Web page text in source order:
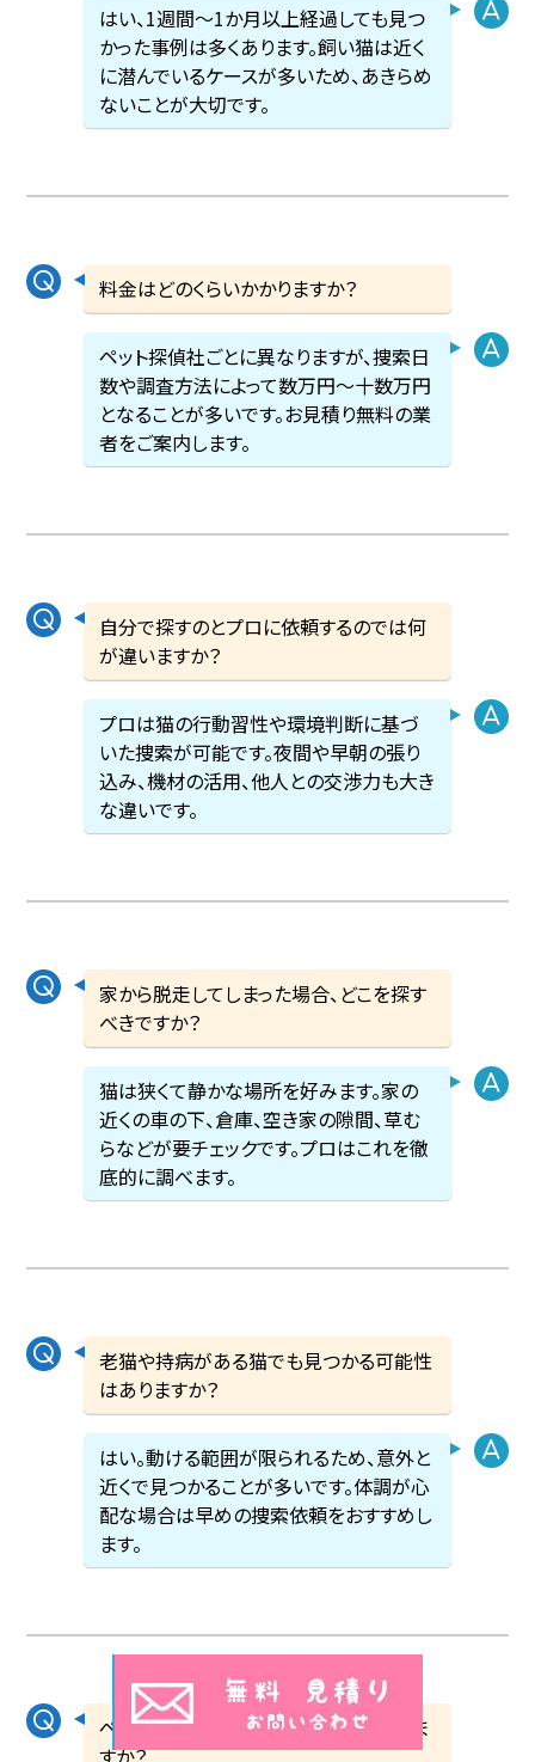
はい、1週間〜1か月以上経過しても見つ
かった事例は多くあります。飼い猫は近く
に潜んでいるケースが多いため、あきらめ
ないことが大切です。
料金はどのくらいかかりますか？
ペット探偵社ごとに異なりますが、捜索日
数や調査方法によって数万円〜十数万円
となることが多いです。お見積り無料の業
者をご案内します。
自分で探すのとプロに依頼するのでは何
が違いますか？
プロは猫の行動習性や環境判断に基づ
いた捜索が可能です。夜間や早朝の張り
込み、機材の活用、他人との交渉力も大き
な違いです。
家から脱走してしまった場合、どこを探す
べきですか？
猫は狭くて静かな場所を好みます。家の
近くの車の下、倉庫、空き家の隙間、草む
らなどが要チェックです。プロはこれを徹
底的に調べます。
老猫や持病がある猫でも見つかる可能性
はありますか？
はい。動ける範囲が限られるため、意外と
近くで見つかることが多いです。体調が心
配な場合は早めの捜索依頼をおすすめし
ます。
ペット探偵に依頼したら、必ず見つかりま
すか？